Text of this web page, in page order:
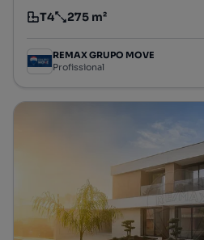
Tipologia
T4
Preço por metro quadrado
275 m²
REMAX GRUPO MOVE
Profissional